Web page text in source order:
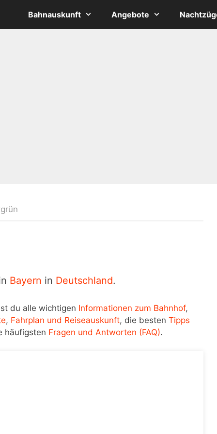
Bahnauskunft Angebote
Bayern in Deutschland.
du alle wichtigen Informationen zum Bahnhof,
, Fahrplan und Reiseauskunft, die besten Tipps
häufigsten Fragen und Antworten (FAQ).